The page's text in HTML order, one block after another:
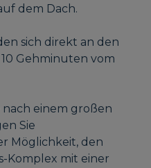
dem Dach.
sich direkt an den
Gehminuten vom
einem großen
Sie
Möglichkeit, den
Komplex mit einer